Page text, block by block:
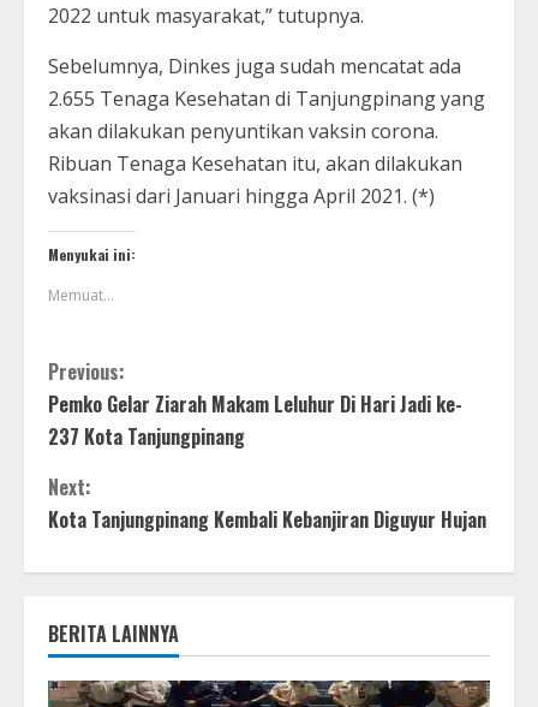
2022 untuk masyarakat,” tutupnya.
Sebelumnya, Dinkes juga sudah mencatat ada
2.655 Tenaga Kesehatan di Tanjungpinang yang
akan dilakukan penyuntikan vaksin corona.
Ribuan Tenaga Kesehatan itu, akan dilakukan
vaksinasi dari Januari hingga April 2021. (*)
Menyukai ini:
Memuat...
Previous:
Pemko Gelar Ziarah Makam Leluhur Di Hari Jadi ke-
237 Kota Tanjungpinang
Next:
Kota Tanjungpinang Kembali Kebanjiran Diguyur Hujan
BERITA LAINNYA